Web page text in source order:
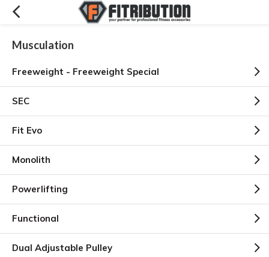
Musculation
Freeweight - Freeweight Special
SEC
Fit Evo
Monolith
Powerlifting
Functional
Dual Adjustable Pulley